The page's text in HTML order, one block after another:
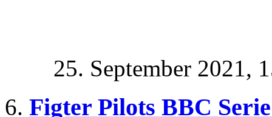
25. September 2021,
Figter Pilots BBC